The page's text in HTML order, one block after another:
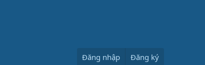
Đăng nhập Đăng ký